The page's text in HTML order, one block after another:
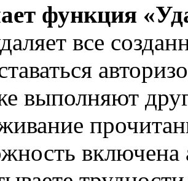
функция
все
выполняют